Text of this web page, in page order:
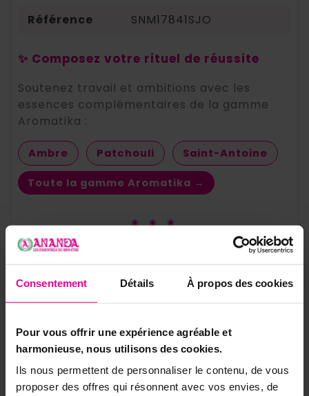
Consentement Détails À propos des cookies
Pour vous offrir une expérience agréable et
harmonieuse, nous utilisons des cookies.
Ils nous permettent de personnaliser le contenu, de vous
proposer des offres qui résonnent avec vos envies, de
Référence
SNM17841SJO
✨ Composez votre rituel de réussite
Soutenez travail et ambitions avec les
essences complémentaires de la gamme
Aromatika :
Ambre Patchouli Saint-Antoine
Toute la gamme Aromatika →
❀ ❀ ❀
⚠️ Précautions d'utilisation de l'huile
parfumée Saint-Joseph
•
Produit destiné à parfumer
l'ambiance : ne pas appliquer sur la
peau.
Tenir hors de portée des enfants.
•
Ne pas porter à la bouche ni ingérer.